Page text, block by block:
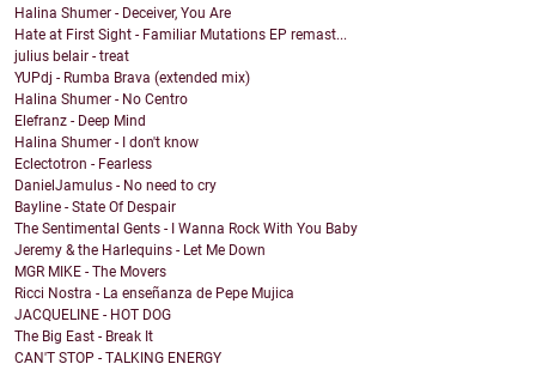
Halina Shumer - Deceiver, You Are
Hate at First Sight - Familiar Mutations EP remast...
julius belair - treat
YUPdj - Rumba Brava (extended mix)
Halina Shumer - No Centro
Elefranz - Deep Mind
Halina Shumer - I don't know
Eclectotron - Fearless
DanielJamulus - No need to cry
Bayline - State Of Despair
The Sentimental Gents - I Wanna Rock With You Baby
Jeremy & the Harlequins - Let Me Down
MGR MIKE - The Movers
Ricci Nostra - La enseñanza de Pepe Mujica
JACQUELINE - HOT DOG
The Big East - Break It
CAN'T STOP - TALKING ENERGY